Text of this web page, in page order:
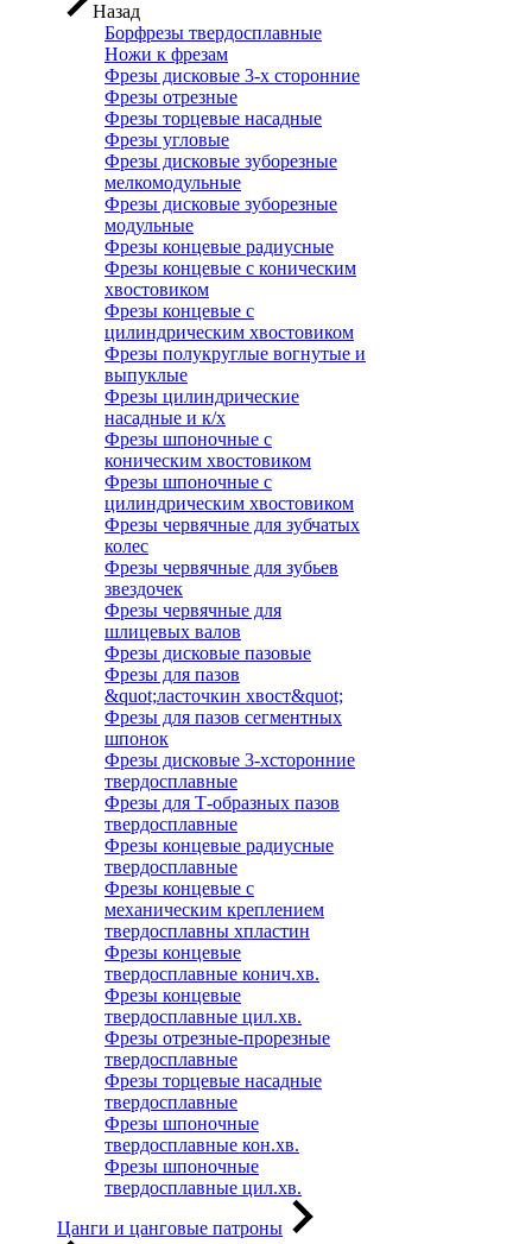
Назад
Борфрезы твердосплавные
Ножи к фрезам
Фрезы дисковые 3-х сторонние
Фрезы отрезные
Фрезы торцевые насадные
Фрезы угловые
Фрезы дисковые зуборезные
мелкомодульные
Фрезы дисковые зуборезные
модульные
Фрезы концевые радиусные
Фрезы концевые с коническим
хвостовиком
Фрезы концевые с
цилиндрическим хвостовиком
Фрезы полукруглые вогнутые и
выпуклые
Фрезы цилиндрические
насадные и к/х
Фрезы шпоночные с
коническим хвостовиком
Фрезы шпоночные с
цилиндрическим хвостовиком
Фрезы червячные для зубчатых
колес
Фрезы червячные для зубьев
звездочек
Фрезы червячные для
шлицевых валов
Фрезы дисковые пазовые
Фрезы для пазов
&quot;ласточкин хвост&quot;
Фрезы для пазов сегментных
шпонок
Фрезы дисковые 3-хсторонние
твердосплавные
Фрезы для Т-образных пазов
твердосплавные
Фрезы концевые радиусные
твердосплавные
Фрезы концевые с
механическим креплением
твердосплавны хпластин
Фрезы концевые
твердосплавные конич.хв.
Фрезы концевые
твердосплавные цил.хв.
Фрезы отрезные-прорезные
твердосплавные
Фрезы торцевые насадные
твердосплавные
Фрезы шпоночные
твердосплавные кон.хв.
Фрезы шпоночные
твердосплавные цил.хв.
Цанги и цанговые патроны